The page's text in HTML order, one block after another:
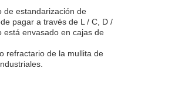
de estandarización de
pagar a través de L / C, D /
está envasado en cajas de
refractario de la mullita de